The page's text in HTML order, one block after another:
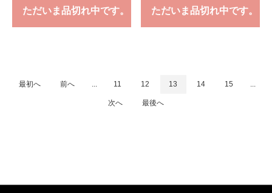
ただいま品切れ中です。 ただいま品切れ中です。
最初へ 前へ ... 11 12 13 14 15 ...
次へ 最後へ